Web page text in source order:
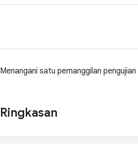
Menangani satu pemanggilan
Ringkasan